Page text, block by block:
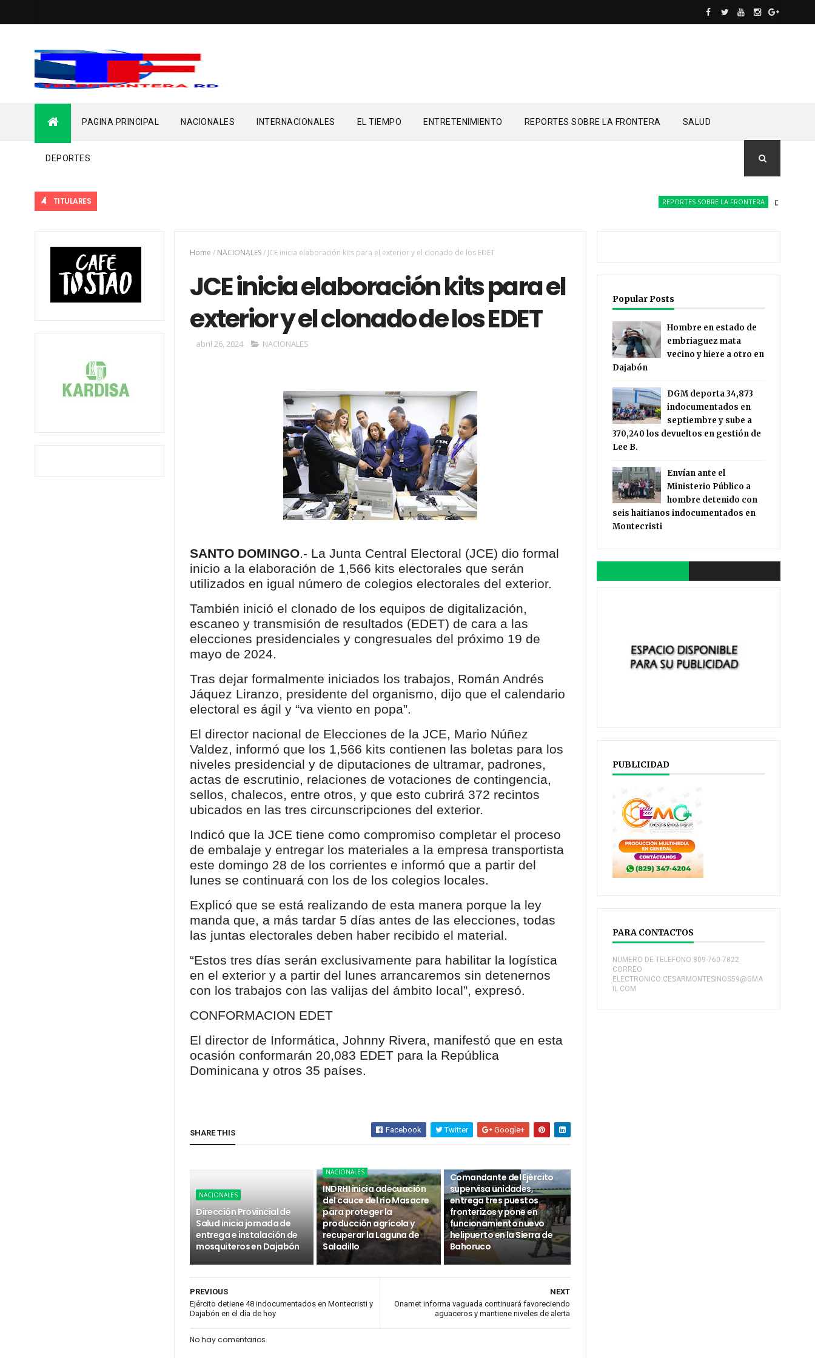
PAGINA PRINCIPAL NACIONALES INTERNACIONALES EL TIEMPO ENTRETENIMIENTO REPORTES SOBRE LA FRONTERA SALUD
DEPORTES
TITULARES REPORTES SOBRE LA FRONTERA Drones del
Home / NACIONALES/ JCE inicia elaboración kits para el exterior y el clonado de los EDET
JCE inicia elaboración kits para el
exterior y el clonado de los EDET
abril 26, 2024 NACIONALES
SANTO DOMINGO.- La Junta Central Electoral (JCE) dio formal
inicio a la elaboración de 1,566 kits electorales que serán
utilizados en igual número de colegios electorales del exterior.
También inició el clonado de los equipos de digitalización,
escaneo y transmisión de resultados (EDET) de cara a las
elecciones presidenciales y congresuales del próximo 19 de
mayo de 2024.
Tras dejar formalmente iniciados los trabajos, Román Andrés
Jáquez Liranzo, presidente del organismo, dijo que el calendario
electoral es ágil y “va viento en popa”.
El director nacional de Elecciones de la JCE, Mario Núñez
Valdez, informó que los 1,566 kits contienen las boletas para los
niveles presidencial y de diputaciones de ultramar, padrones,
actas de escrutinio, relaciones de votaciones de contingencia,
sellos, chalecos, entre otros, y que esto cubrirá 372 recintos
ubicados en las tres circunscripciones del exterior.
Indicó que la JCE tiene como compromiso completar el proceso
de embalaje y entregar los materiales a la empresa transportista
este domingo 28 de los corrientes e informó que a partir del
lunes se continuará con los de los colegios locales.
Explicó que se está realizando de esta manera porque la ley
manda que, a más tardar 5 días antes de las elecciones, todas
las juntas electorales deben haber recibido el material.
“Estos tres días serán exclusivamente para habilitar la logística
en el exterior y a partir del lunes arrancaremos sin detenernos
con los trabajos con las valijas del ámbito local”, expresó.
CONFORMACION EDET
El director de Informática, Johnny Rivera, manifestó que en esta
ocasión conformarán 20,083 EDET para la República
Dominicana y otros 35 países.
SHARE THIS Facebook Twitter Google+
NACIONALES
Dirección Provincial de
Salud inicia jornada de
entrega e instalación de
mosquiteros en Dajabón
NACIONALES
INDRHI inicia adecuación
del cauce del río Masacre
para proteger la
producción agrícola y
recuperar la Laguna de
Saladillo
Comandante del Ejército
supervisa unidades,
entrega tres puestos
fronterizos y pone en
funcionamiento nuevo
helipuerto en la Sierra de
Bahoruco
NEXT
Onamet informa vaguada continuará favoreciendo
aguaceros y mantiene niveles de alerta
PREVIOUS
Ejército detiene 48 indocumentados en Montecristi y
Dajabón en el día de hoy
No hay comentarios.
Popular Posts
Hombre en estado de
embriaguez mata
vecino y hiere a otro en
Dajabón
DGM deporta 34,873
indocumentados en
septiembre y sube a
370,240 los devueltos en gestión de
Lee B.
Envían ante el
Ministerio Público a
hombre detenido con
seis haitianos indocumentados en
Montecristi
PUBLICIDAD
PARA CONTACTOS
NUMERO DE TELEFONO:809-760-7822
CORREO
ELECTRONICO:CESARMONTESINOS59@GMA
IL.COM